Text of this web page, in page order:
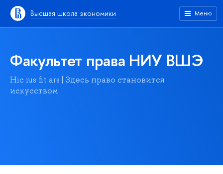
Высшая школа экономики Меню
Факультет права НИУ ВШЭ
Hic ius fit ars | Здесь право становится
искусством